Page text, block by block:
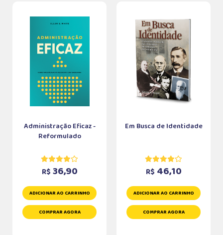
Administração Eficaz -
Reformulado
R$ 36,90
ADICIONAR AO CARRINHO
COMPRAR AGORA
Em Busca de Identidade
R$ 46,10
ADICIONAR AO CARRINHO
COMPRAR AGORA